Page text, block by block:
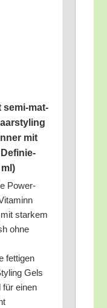
semi-mat­
mit
Defi­nie­
Power-
star­kem
ohne
fet­ti­gen
Gels
für einen